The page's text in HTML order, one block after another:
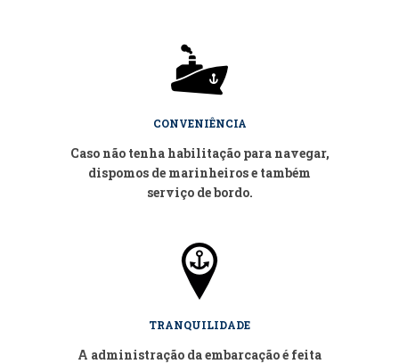
CONVENIÊNCIA
Caso não tenha habilitação para navegar,
dispomos de marinheiros e também
serviço de bordo.
TRANQUILIDADE
A administração da embarcação é feita